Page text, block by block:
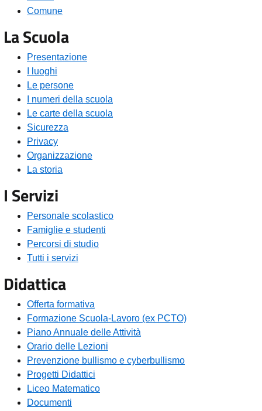
Comune
La Scuola
Presentazione
I luoghi
Le persone
I numeri della scuola
Le carte della scuola
Sicurezza
Privacy
Organizzazione
La storia
I Servizi
Personale scolastico
Famiglie e studenti
Percorsi di studio
Tutti i servizi
Didattica
Offerta formativa
Formazione Scuola-Lavoro (ex PCTO)
Piano Annuale delle Attività
Orario delle Lezioni
Prevenzione bullismo e cyberbullismo
Progetti Didattici
Liceo Matematico
Documenti